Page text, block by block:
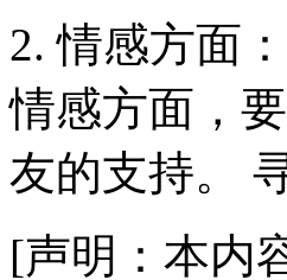
2. 情感方面
情感方面，
友的支持。
[声明：本内